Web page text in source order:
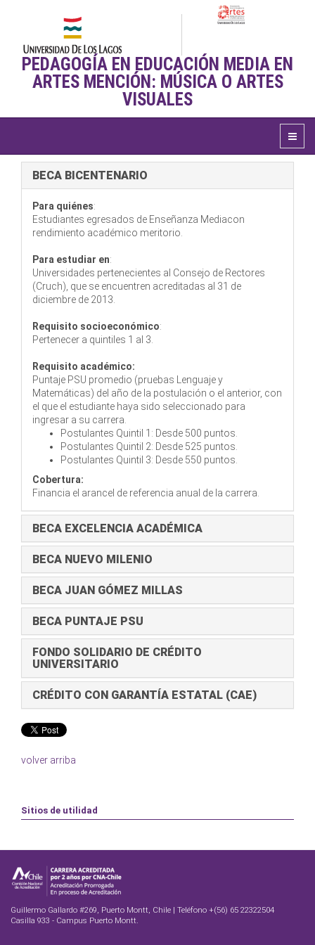
PEDAGOGÍA EN EDUCACIÓN MEDIA EN
ARTES MENCIÓN: MÚSICA O ARTES
VISUALES
BECA BICENTENARIO
Para quiénes:
Estudiantes egresados de Enseñanza Mediacon
rendimiento académico meritorio.
Para estudiar en:
Universidades pertenecientes al Consejo de Rectores
(Cruch), que se encuentren acreditadas al 31 de
diciembre de 2013.
Requisito socioeconómico:
Pertenecer a quintiles 1 al 3.
Requisito académico:
Puntaje PSU promedio (pruebas Lenguaje y
Matemáticas) del año de la postulación o el anterior, con
el que el estudiante haya sido seleccionado para
ingresar a su carrera.
Postulantes Quintil 1: Desde 500 puntos.
Postulantes Quintil 2: Desde 525 puntos.
Postulantes Quintil 3: Desde 550 puntos.
Cobertura:
Financia el arancel de referencia anual de la carrera.
BECA EXCELENCIA ACADÉMICA
BECA NUEVO MILENIO
BECA JUAN GÓMEZ MILLAS
BECA PUNTAJE PSU
FONDO SOLIDARIO DE CRÉDITO
UNIVERSITARIO
CRÉDITO CON GARANTÍA ESTATAL (CAE)
volver arriba
Sitios de utilidad
Guillermo Gallardo #269, Puerto Montt, Chile | Teléfono +(56) 65 22322504
Casilla 933 - Campus Puerto Montt.